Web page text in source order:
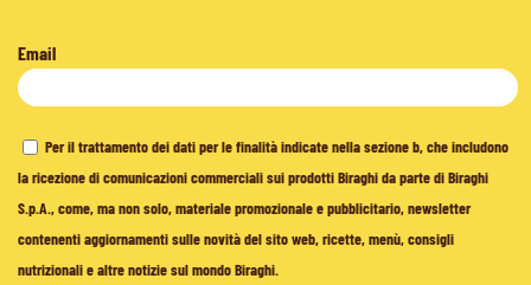
Email
Per il trattamento dei dati per le finalità indicate nella sezione b, che includono
la ricezione di comunicazioni commerciali sui prodotti Biraghi da parte di Biraghi
S.p.A., come, ma non solo, materiale promozionale e pubblicitario, newsletter
contenenti aggiornamenti sulle novità del sito web, ricette, menù, consigli
nutrizionali e altre notizie sul mondo Biraghi.